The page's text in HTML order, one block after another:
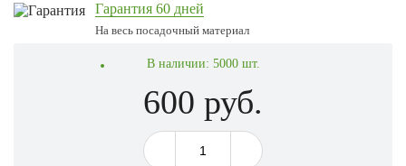
Гарантия 60 дней
На весь посадочный материал
В наличии: 5000 шт.
600 руб.